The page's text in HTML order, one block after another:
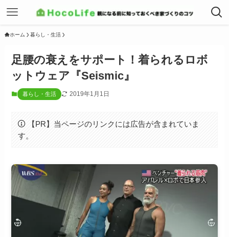
ホーム 暮らし・生活
足腰の衰えをサポート！着られるロボ
ットウェア『Seismic』
暮らし・生活 2019年1月1日
【PR】当ページのリンクには広告が含まれていま
す。